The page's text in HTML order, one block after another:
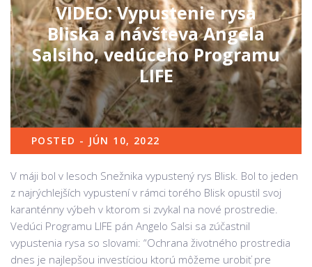
VIDEO: Vypustenie rysa
Bliska a návšteva Angela
Salsiho, vedúceho Programu
LIFE
POSTED - JÚN 10, 2022
V máji bol v lesoch Snežnika vypustený rys Blisk. Bol to jeden
z najrýchlejších vypustení v rámci torého Blisk opustil svoj
karanténny výbeh v ktorom si zvykal na nové prostredie.
Vedúci Programu LIFE pán Angelo Salsi sa zúčastnil
vypustenia rysa so slovami: “Ochrana životného prostredia
dnes je najlepšou investíciou ktorú môžeme urobiť pre